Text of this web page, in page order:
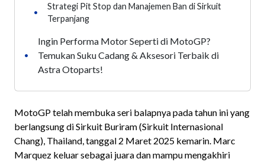
•
Strategi Pit Stop dan Manajemen Ban di Sirkuit
Terpanjang
•
Ingin Performa Motor Seperti di MotoGP?
Temukan Suku Cadang & Aksesori Terbaik di
Astra Otoparts!
MotoGP telah membuka seri balapnya pada tahun ini yang
berlangsung di Sirkuit Buriram (Sirkuit Internasional
Chang), Thailand, tanggal 2 Maret 2025 kemarin. Marc
Marquez keluar sebagai juara dan mampu mengakhiri